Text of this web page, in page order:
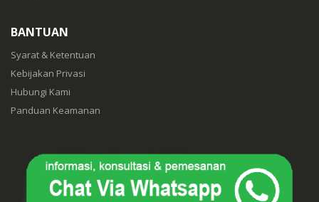
BANTUAN
Syarat & Ketentuan
Kebijakan Privasi
Hubungi Kami
Panduan Keamanan